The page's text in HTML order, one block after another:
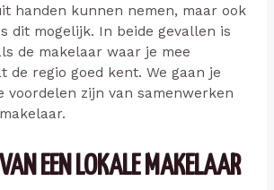
handen kunnen nemen, maar ook
dit mogelijk. In beide gevallen is
de makelaar waar je mee
de regio goed kent. We gaan je
voordelen zijn van samenwerken
EEN LOKALE MAKELAAR